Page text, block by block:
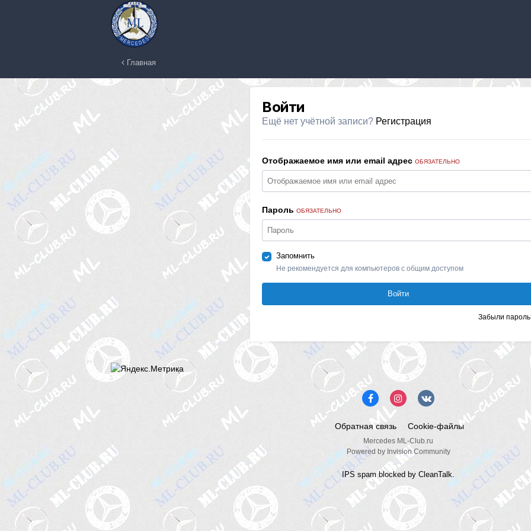
Главная
Войти
Ещё нет учётной записи? Регистрация
Отображаемое имя или email адрес ОБЯЗАТЕЛЬНО
Пароль ОБЯЗАТЕЛЬНО
Запомнить
Не рекомендуется для компьютеров с общим доступом
Войти
Забыли
Обратная связь Cookie-файлы
Mercedes ML-Club.ru
Powered by Invision Community
IPS spamblocked by CleanTalk.